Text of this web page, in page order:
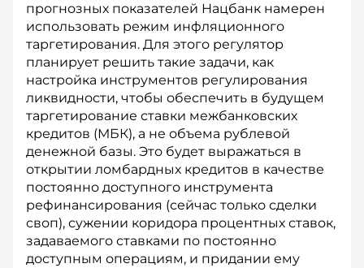
прогнозных показателей Нацбанк намерен
использовать режим инфляционного
таргетирования. Для это­го регулятор
планирует решить такие задачи, как
настройка инструментов регулирования
ликвидности, чтобы обес­печить в будущем
таргетирование став­к­и межбанковских
кредитов (МБК), а не объема рублевой
денежной базы. Это будет выражаться в
открытии лом­бардных кредитов в качестве
постоянно до­ступного инструмента
рефинансирования (сейчас только сделки
своп), сужении коридора процентных ставок,
задаваемого ставками по постоянно
доступным операциям, и придании ему